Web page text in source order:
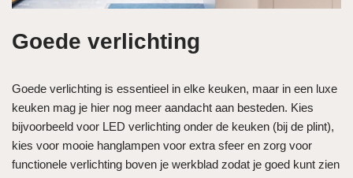
Goede verlichting
Goede verlichting is essentieel in elke keuken, maar in een luxe
keuken mag je hier nog meer aandacht aan besteden. Kies
bijvoorbeeld voor LED verlichting onder de keuken (bij de plint),
kies voor mooie hanglampen voor extra sfeer en zorg voor
functionele verlichting boven je werkblad zodat je goed kunt zien